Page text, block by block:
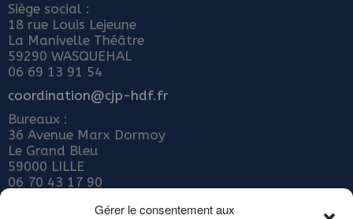
Gérer le consentement aux
Siège social :
18 rue Louis Lejeune
La Manivelle Théâtre
59290 WASQUEHAL
06 69 13 91 54
coordination@cjp-hdf.fr
Bureaux :
36 Avenue Marx Dormoy
Le Grand Bleu
59000 LILLE
06 70 43 17 90